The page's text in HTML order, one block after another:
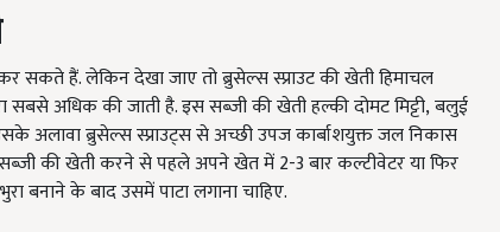
सकते हैं. लेकिन देखा जाए तो ब्रुसेल्स स्प्राउट की खेती हिमाचल
सबसे अधिक की जाती है. इस सब्जी की खेती हल्की दोमट मिट्टी, बलुई
अलावा ब्रुसेल्स स्प्राउट्स से अच्छी उपज कार्बाशयुक्त जल निकास
सब्जी की खेती करने से पहले अपने खेत में 2-3बार कल्टीवेटर या फिर
बनाने के बाद उसमें पाटा लगाना चाहिए.